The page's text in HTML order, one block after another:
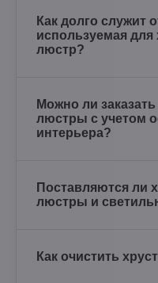
Как долго служит
используемая
люстр?
Можно ли
люстры с учетом
интерьера?
Поставляются ли
люстры и
Как очистить